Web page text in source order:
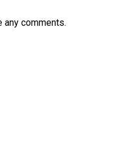
any comments.